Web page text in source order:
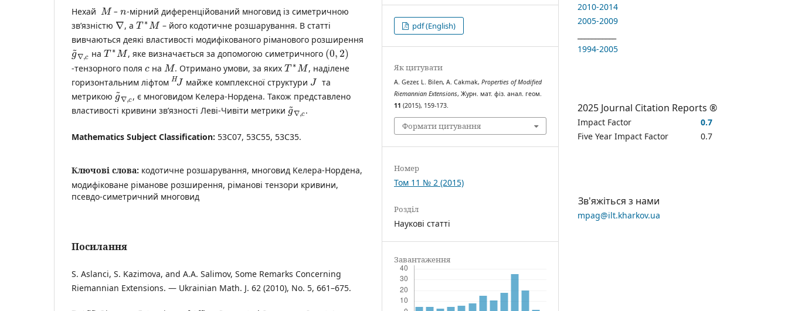
Нехай M–n-мірний диференційований многовид із симетричною
зв’язністю ∇, аT ∗M– його кодотичне розшарування. В статті
вивчаються деякі властивості модифікованого ріманового розширення
g
˜∇,c наT ∗M, яке визначається за допомогою симетричного (0, 2)
-тензорного поля cна M. Отримано умови, за якихT ∗M, наділене
горизонтальним ліфтом HJ майже комплексної структури J та
метрикою g
˜∇,c , є многовидом Kелера-Нордена. Також представлено
властивості кривини зв’язності Леві-Чивіти метрики g
˜∇,c .
Mathematics Subject Classification: 53C07, 53C55, 53C35.
Ключові слова: кодотичне розшарування, многовид Kелера-Нордена,
модифіковане ріманове розширення, ріманові тензори кривини,
псевдо-симетричний многовид
Посилання
S. Aslanci, S. Kazimova, and A.A. Salimov, Some Remarks Concerning
Riemannian Extensions. — Ukrainian Math. J. 62 (2010), No. 5, 661–675.
pdf (English)
Як цитувати
A. Gezer, L. Bilen, A. Cakmak,Properties of Modified
Riemannian Extensions, Журн. мат. фіз. анал. геом.
11 (2015), 159-173.
Формати цитування
Номер
Том 11 № 2 (2015)
Розділ
Наукові статті
Завантаження
2010-2014
2005-2009
1994-2005
2025 Journal Citation Reports ®
Impact Factor
0.7
Five Year Impact Factor
0.7
Зв'яжіться з нами
mpag@ilt.kharkov.ua